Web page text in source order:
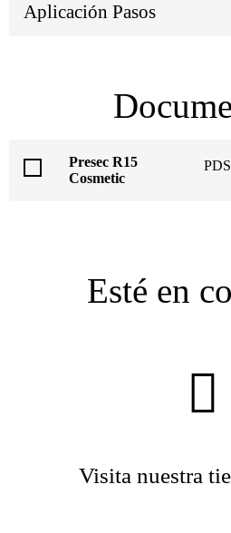
Aplicación Pasos
Presec R15
Cosmetic
PDS
Esté en
Visita nuestra